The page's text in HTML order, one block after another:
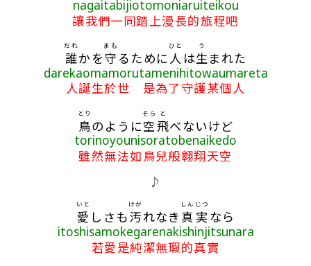
nagaitabijiotomoniaruiteikou
讓我們一同踏上漫長的旅程吧
誰
だれ
かを守
まも
るために 人
ひと
は生
う
まれた
darekaomamorutamenihitowaumareta
人誕生於世 是為了守護某個人
鳥
とり
のように空
そら
飛
と
べないけど
torinoyounisoratobenaikedo
雖然無法如鳥兒般翱翔天空
♪
愛
いと
しさも汚
けが
れなき 真実
しんじつ
なら
itoshisamokegarenakishinjitsunara
若愛是純潔無瑕的真實